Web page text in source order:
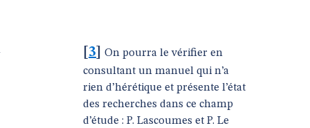
3
On pourra le vérifier en
consultant un manuel qui n’a
rien d’hérétique et présente l’état
des recherches dans ce champ
d’étude : P. Lascoumes et P. Le